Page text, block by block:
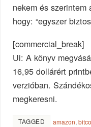
nekem és
hogy: “egyszer
[commercial_break]
Ui: A könyv
16,95 dollárért
verzióban.
megkeresni.
TAGGED amazon,